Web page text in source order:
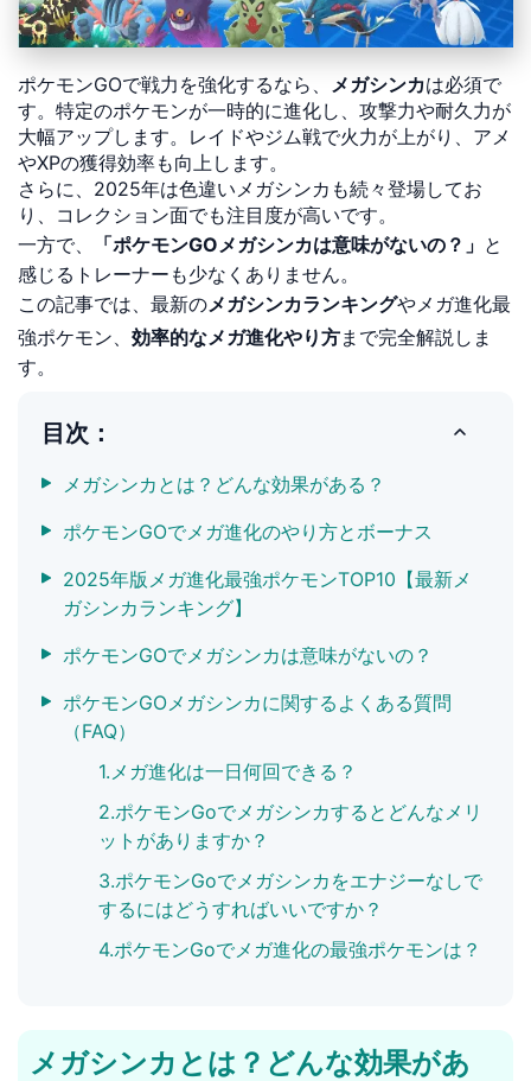
ポケモンGOで戦力を強化するなら、 メガシンカは必須で
す。特定のポケモンが一時的に進化し、攻撃力や耐久力が
大幅アップします。レイドやジム戦で火力が上がり、アメ
やXPの獲得効率も向上します。
さらに、2025年は色違いメガシンカも続々登場してお
り、コレクション面でも注目度が高いです。
一方で、
「ポケモンGOメガシンカは意味がないの？」 と
感じるトレーナーも少なくありません。
この記事では、最新のメガシンカランキングやメガ進化最
強ポケモン、 効率的なメガ進化やり方まで完全解説しま
す。
目次：
メガシンカとは？どんな効果がある？
ポケモンGOでメガ進化のやり方とボーナス
2025年版メガ進化最強ポケモンTOP10【最新メ
ガシンカランキング】
ポケモンGOでメガシンカは意味がないの？
ポケモンGOメガシンカに関するよくある質問
（FAQ）
1.メガ進化は一日何回できる？
2.ポケモンGoでメガシンカするとどんなメリ
ットがありますか？
3.ポケモンGoでメガシンカをエナジーなしで
するにはどうすればいいですか？
4.ポケモンGoでメガ進化の最強ポケモンは？
メガシンカとは？どんな効果があ